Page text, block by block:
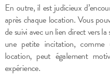
En outre, il est judicieux
après chaque location. Vous
de suivi avec un lien direct vers
une petite incitation,
location, peut également
expérience.